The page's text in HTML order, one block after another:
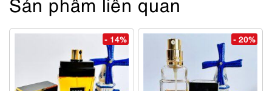
- 14% - 20%